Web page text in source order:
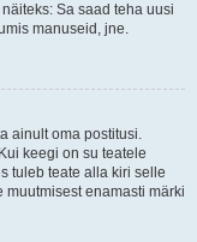
Sa saad teha uusi
manuseid, jne.
ainult oma postitusi.
keegi on su teatele
tuleb teate alla kiri selle
muutmisest enamasti märki